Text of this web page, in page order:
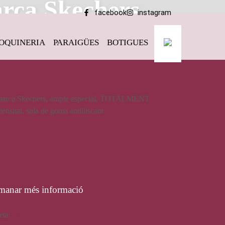
facebook instagram
PARAIGÜES BOTIGUES
Skechers
Skechers, ample especial, TOTALMENT
sola de goma antilliscant
més informació